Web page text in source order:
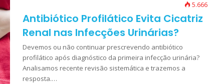
5.666
Antibiótico Profilático Evita Cicatriz
Renal nas Infecções Urinárias?
Devemos ou não continuar prescrevendo antibiótico
profilático após diagnóstico da primeira infecção urinária?
Analisamos recente revisão sistemática e trazemos a
resposta.…